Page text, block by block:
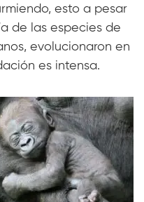
esto a pesar
de las especies de
evolucionaron en
es intensa.